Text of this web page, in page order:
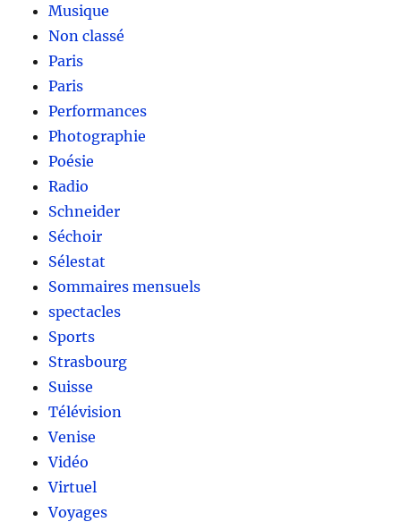
Musique
Non classé
Paris
Paris
Performances
Photographie
Poésie
Radio
Schneider
Séchoir
Sélestat
Sommaires mensuels
spectacles
Sports
Strasbourg
Suisse
Télévision
Venise
Vidéo
Virtuel
Voyages